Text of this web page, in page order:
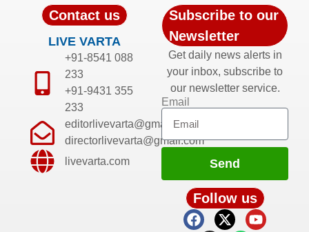
Contact us
LIVE VARTA
+91-8541 088
233
+91-9431 355
233
editorlivevarta@gmail.com
directorlivevarta@gmail.com
livevarta.com
Subscribe to our
Newsletter
Get daily news alerts in
your inbox, subscribe to
our newsletter service.
Email
Send
Follow us